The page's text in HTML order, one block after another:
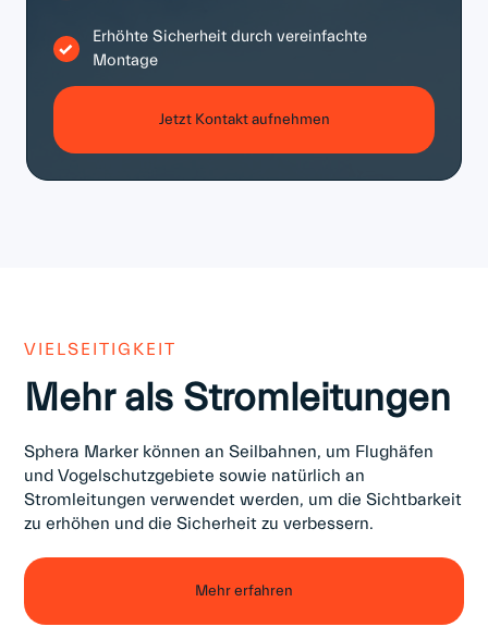
Erhöhte Sicherheit durch vereinfachte
Montage
Jetzt Kontakt aufnehmen
VIELSEITIGKEIT
Mehr als Stromleitungen
Sphera Marker können an Seilbahnen, um Flughäfen
und Vogelschutzgebiete sowie natürlich an
Stromleitungen verwendet werden, um die Sichtbarkeit
zu erhöhen und die Sicherheit zu verbessern.
Mehr erfahren